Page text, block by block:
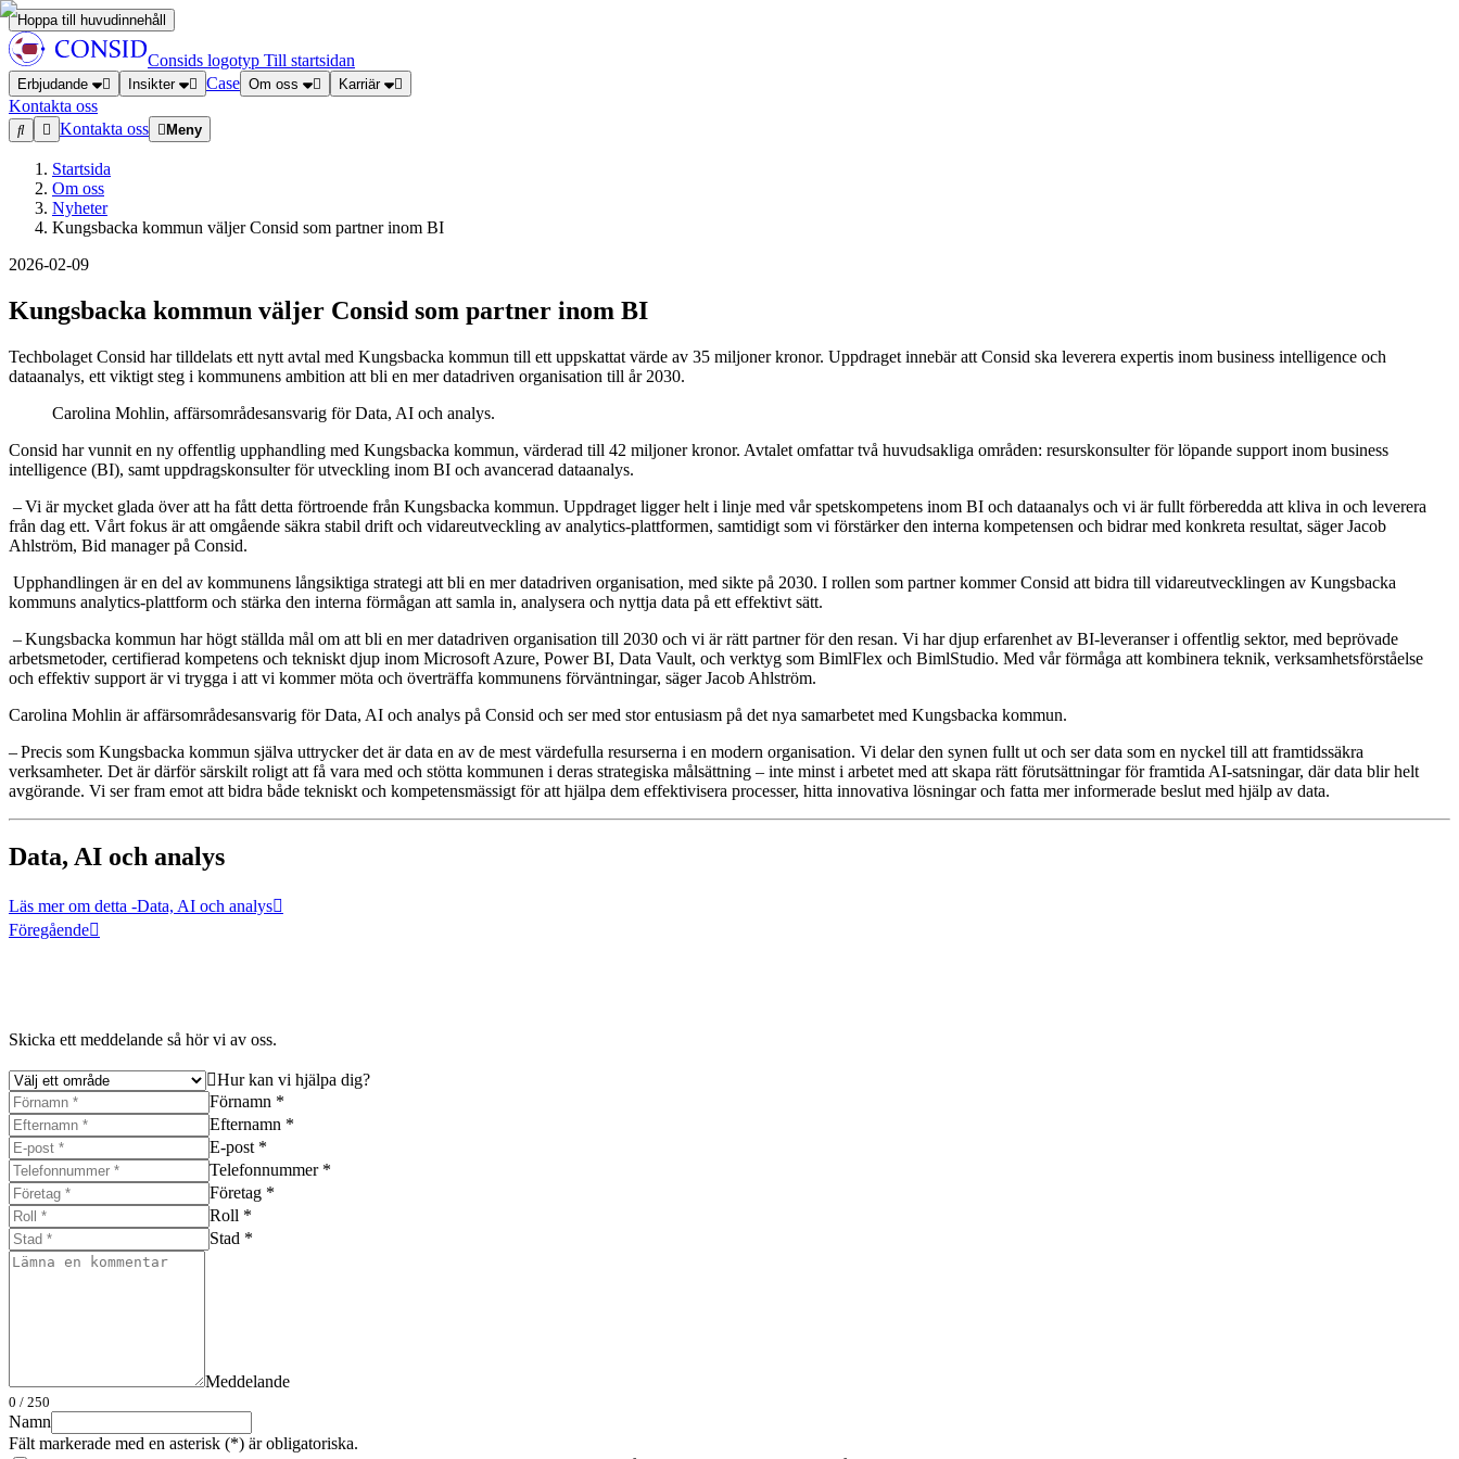
Hoppa till huvudinnehåll
Consids logotyp Till startsidan
Erbjudande Insikter Case Om oss Karriär
Kontakta oss
Kontakta oss
Meny
Startsida
Om oss
Nyheter
Kungsbacka kommun väljer Consid som partner inom BI
2026-02-09
Kungsbacka kommun väljer Consid som partner inom BI
Techbolaget Consid har tilldelats ett nytt avtal med Kungsbacka kommun till ett uppskattat värde av 35 miljoner kronor. Uppdraget innebär att Consid ska leverera expertis inom business intelligence och
dataanalys, ett viktigt steg i kommunens ambition att bli en mer datadriven organisation till år 2030.
Carolina Mohlin, affärsområdesansvarig för Data, AI och analys.
Consid har vunnit en ny offentlig upphandling med Kungsbacka kommun, värderad till 42 miljoner kronor. Avtalet omfattar två huvudsakliga områden: resurskonsulter för löpande support inom business
intelligence (BI), samt uppdragskonsulter för utveckling inom BI och avancerad dataanalys.
–Vi är mycket glada över att ha fått detta förtroende från Kungsbacka kommun. Uppdraget ligger helt i linje med vår spetskompetens inom BI och dataanalys och vi är fullt förberedda att kliva in och leverera
från dag ett. Vårt fokus är att omgående säkra stabil drift och vidareutveckling av analytics-plattformen, samtidigt som vi förstärker den interna kompetensen och bidrar med konkreta resultat, säger Jacob
Ahlström, Bid manager på Consid.
Upphandlingen är en del av kommunens långsiktiga strategi att bli en mer datadriven organisation, med sikte på 2030. I rollen som partner kommer Consid att bidra till vidareutvecklingen av Kungsbacka
kommuns analytics-plattform och stärka den interna förmågan att samla in, analysera och nyttja data på ett effektivt sätt.
– Kungsbacka kommun har högt ställda mål om att bli en mer datadriven organisation till 2030 och vi är rätt partner för den resan. Vi har djup erfarenhet av BI-leveranser i offentlig sektor, med beprövade
arbetsmetoder, certifierad kompetens och tekniskt djup inom Microsoft Azure, Power BI, Data Vault, och verktyg som BimlFlex och BimlStudio. Med vår förmåga att kombinera teknik, verksamhetsförståelse
och effektiv support är vi trygga i att vi kommer möta och överträffa kommunens förväntningar, säger Jacob Ahlström.
Carolina Mohlin är affärsområdesansvarig för Data, AI och analys på Consid och ser med stor entusiasm på det nya samarbetet med Kungsbacka kommun.
– Precis som Kungsbacka kommun själva uttrycker det är data en av de mest värdefulla resurserna i en modern organisation. Vi delar den synen fullt ut och ser data som en nyckel till att framtidssäkra
verksamheter. Det är därför särskilt roligt att få vara med och stötta kommunen i deras strategiska målsättning – inte minst i arbetet med att skapa rätt förutsättningar för framtida AI-satsningar, där data blir helt
avgörande. Vi ser fram emot att bidra både tekniskt och kompetensmässigt för att hjälpa dem effektivisera processer, hitta innovativa lösningar och fatta mer informerade beslut med hjälp av data.
Data, AI och analys
Läs mer om detta -Data, AI och analys
Föregående
Skicka ett meddelande så hör vi av oss.
Hur kan vi hjälpa dig?
Förnamn *
Efternamn *
E-post *
Telefonnummer *
Företag *
Roll *
Stad *
Meddelande
0 / 250
Namn
Fält markerade med en asterisk (*) är obligatoriska.